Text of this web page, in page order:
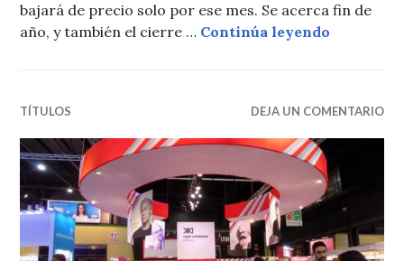
bajará de precio solo por ese mes. Se acerca fin de
año, y también el cierre … Continúa leyendo
TÍTULOS DEJA UN COMENTARIO